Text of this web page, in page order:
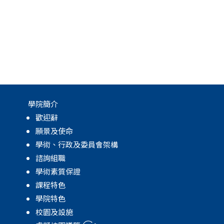
學院簡介
歡迎辭
願景及使命
學術、行政及委員會架構
諮詢組職
學術素質保證
課程特色
學院特色
校園及設施